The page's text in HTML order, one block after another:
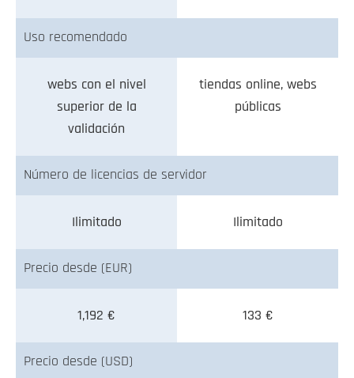
Uso recomendado
webs con el nivel
superior de la
validación
tiendas online, webs
públicas
Número de licencias de servidor
Ilimitado Ilimitado
Precio desde (EUR)
1,192 € 133 €
Precio desde (USD)